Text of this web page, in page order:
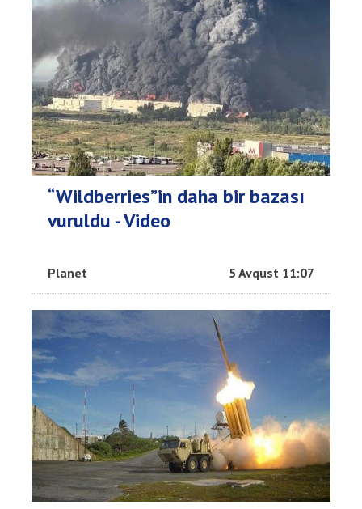
“Wildberries”in daha bir bazası
vuruldu - Video
Planet 5 Avqust 11:07